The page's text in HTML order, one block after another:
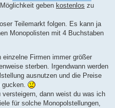
geben kostenlos zu
Teilemarkt folgen. Es kann ja
Monopolisten mit 4 Buchstaben
Firmen immer größer
sterben. Irgendwann werden
ausnutzen und die Preise
gucken.
dann weist du was ich
für solche Monopolstellungen,